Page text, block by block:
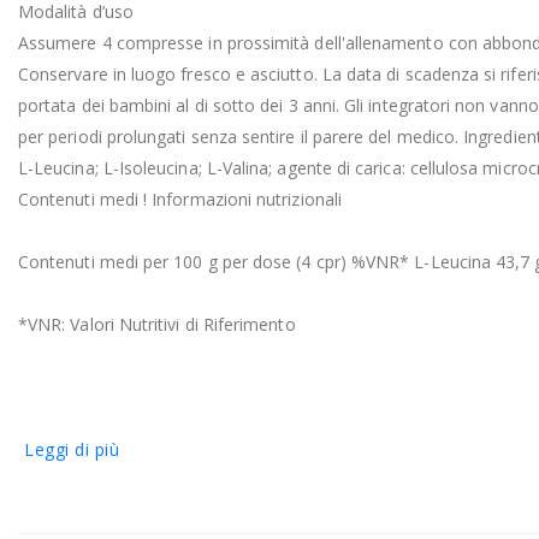
Modalità d’uso
Assumere 4 compresse in prossimità dell'allenamento con
Conservare in luogo fresco e asciutto. La data di scadenza si
portata dei bambini al di sotto dei 3 anni. Gli integratori non
per periodi prolungati senza sentire il parere del medico.
L-Leucina; L-Isoleucina; L-Valina; agente di carica: cellulosa
Contenuti medi ! Informazioni nutrizionali
Contenuti medi per 100 g per dose (4 cpr) %VNR* L-Leucina
*VNR: Valori Nutritivi di Riferimento
Leggi di più